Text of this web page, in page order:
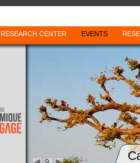
RESEARCH CENTER EVENTS